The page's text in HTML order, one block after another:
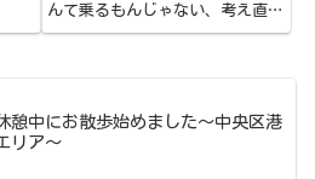
んて乗るもんじゃない、考え直
せ。その言葉が、気に入らなかっ
憩中にお散歩始めました～中央区港
リア～